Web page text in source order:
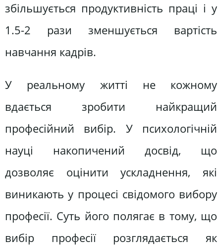
збільшується продуктивність праці і у
1.5-2 рази зменшується вартість
навчання кадрів.
У реальному житті не кожному
вдається зробити найкращий
професійний вибір. У психологічній
науці накопичений досвід, що
дозволяє оцінити ускладнення, які
виникають у процесі свідомого вибору
професії. Суть його полягає в тому, що
вибір професії розглядається як